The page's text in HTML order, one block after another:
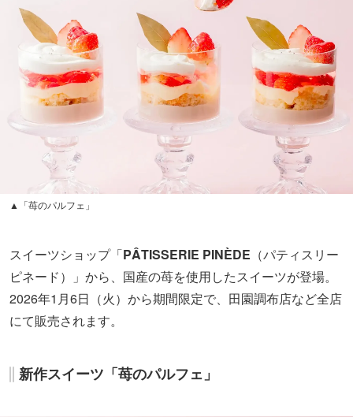
▲「苺のパルフェ」
スイーツショップ「PÂTISSERIE PINÈDE （パティスリー
ピネード）」から、国産の苺を使用したスイーツが登場。
2026年1月6日（火）から期間限定で、田園調布店など全店
にて販売されます。
新作スイーツ「苺のパルフェ」